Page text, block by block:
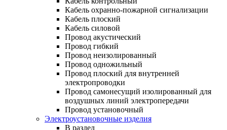
Кабель охранно-пожарной сигнализации
Кабель плоский
Кабель силовой
Провод акустический
Провод гибкий
Провод неизолированный
Провод одножильный
Провод плоский для внутренней
электропроводки
Провод самонесущий изолированный для
воздушных линий электропередачи
Провод установочный
Электроустановочные изделия
В раздел